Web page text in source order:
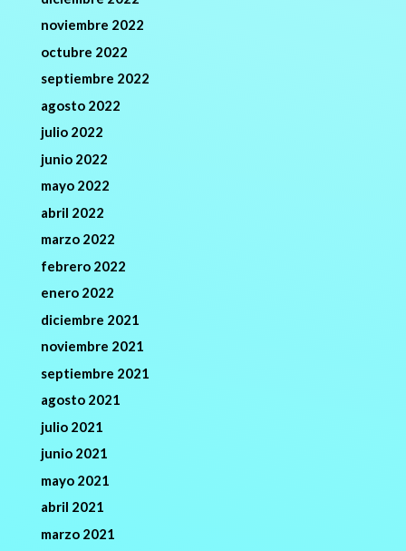
noviembre 2022
octubre 2022
septiembre 2022
agosto 2022
julio 2022
junio 2022
mayo 2022
abril 2022
marzo 2022
febrero 2022
enero 2022
diciembre 2021
noviembre 2021
septiembre 2021
agosto 2021
julio 2021
junio 2021
mayo 2021
abril 2021
marzo 2021